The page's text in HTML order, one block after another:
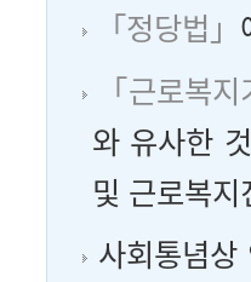
「정당법」
「근로복
와 유사한
및 근로복
사회통념